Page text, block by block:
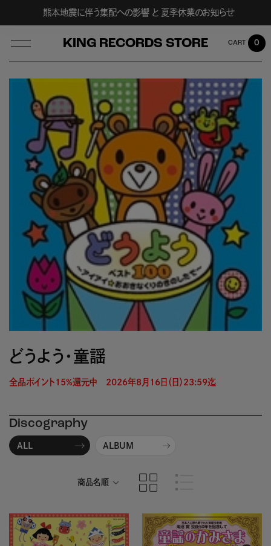
熊本地震に伴う集配への影響 と 夏季休業のお知らせ
KING RECORDS STORE
LOG IN
0
どうよう・童謡
全品ポイント15%還元中　2026年8月16日（日）23:59迄
Discography
ALL ALBUM
商品名順